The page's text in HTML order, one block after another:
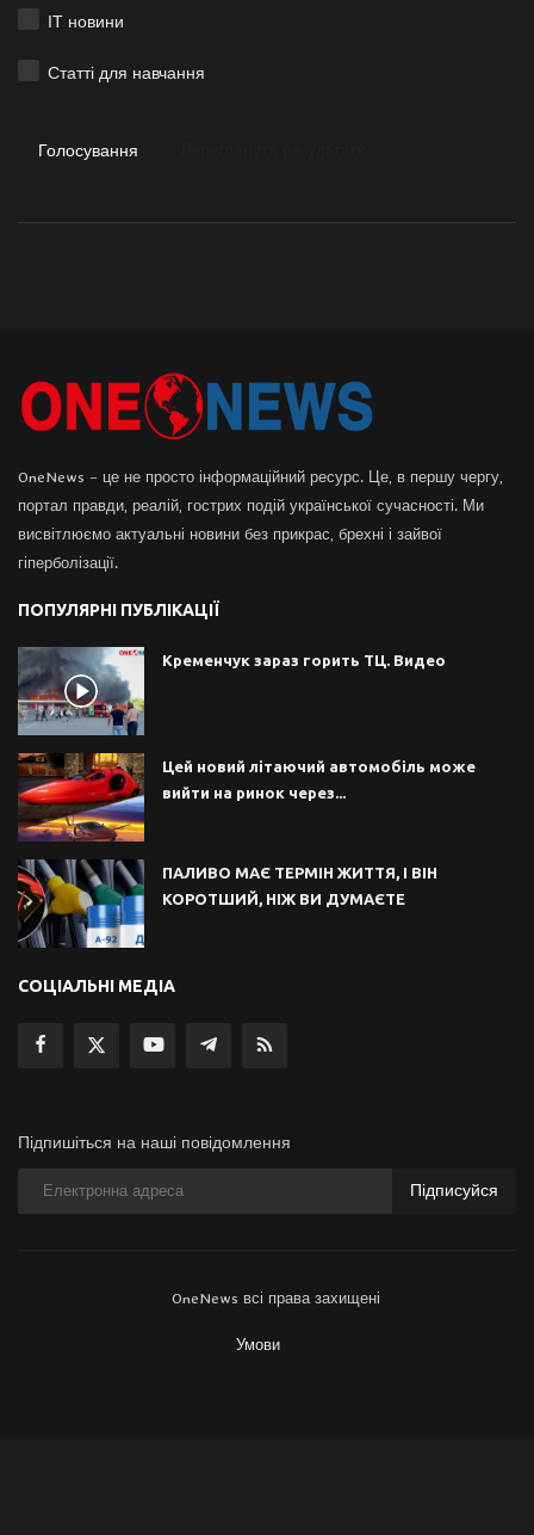
ІТ новини
Статті для навчання
Голосування
OneNews – це не просто інформаційний ресурс. Це, в першу чергу,
портал правди, реалій, гострих подій української сучасності. Ми
висвітлюємо актуальні новини без прикрас, брехні і зайвої
гіперболізації.
ПОПУЛЯРНІ ПУБЛІКАЦІЇ
Кременчук зараз горить ТЦ. Видео
Цей новий літаючий автомобіль може
вийти на ринок через...
ПАЛИВО МАЄ ТЕРМІН ЖИТТЯ, І ВІН
КОРОТШИЙ, НІЖ ВИ ДУМАЄТЕ
СОЦІАЛЬНІ МЕДІА
Підпишіться на наші повідомлення
Підписуйся
OneNews всі права захищені
Умови